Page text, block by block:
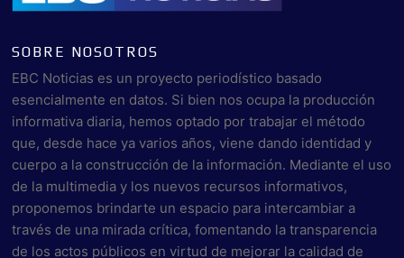
SOBRE NOSOTROS
EBC Noticias es un proyecto periodístico basado
esencialmente en datos. Si bien nos ocupa la producción
informativa diaria, hemos optado por trabajar el método
que, desde hace ya varios años, viene dando identidad y
cuerpo a la construcción de la información. Mediante el uso
de la multimedia y los nuevos recursos informativos,
proponemos brindarte un espacio para intercambiar a
través de una mirada crítica, fomentando la transparencia
de los actos públicos en virtud de mejorar la calidad de